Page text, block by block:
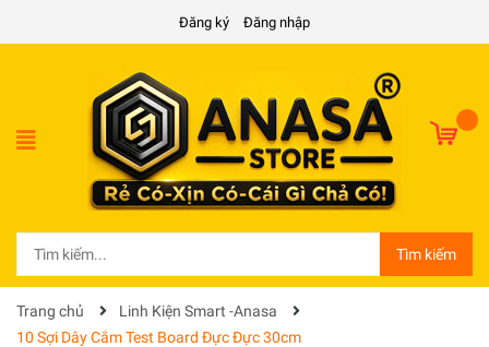
Đăng ký Đăng nhập
Tìm kiếm
Trang chủ
Linh Kiện Smart -Anasa
10 Sợi Dây Cắm Test Board Đực Đực 30cm